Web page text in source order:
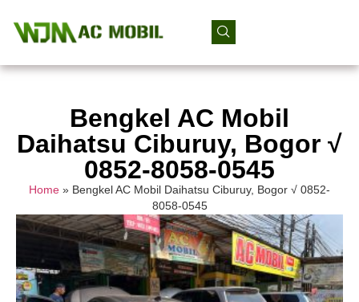
Bengkel AC Mobil
Daihatsu Ciburuy, Bogor √
0852-8058-0545
Home » Bengkel AC Mobil Daihatsu Ciburuy, Bogor √ 0852-
8058-0545